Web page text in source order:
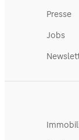
Presse
Jobs